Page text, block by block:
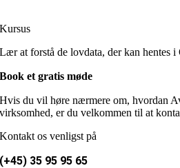
Kursus
Lær at forstå de lovdata, der kan hentes i
Book et gratis møde
Hvis du vil høre nærmere om, hvordan
virksomhed, er du velkommen til at
Kontakt os venligst på
(+45) 35 95 95 65